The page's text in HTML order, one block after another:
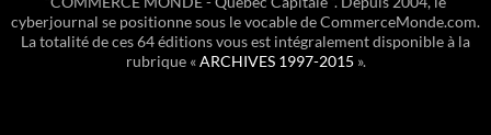
cyberjournal se positionne sous le vocable de CommerceMonde.com.
La totalité de ces 64 éditions vous est intégralement disponible à la
rubrique «ARCHIVES 1997-2015 ».